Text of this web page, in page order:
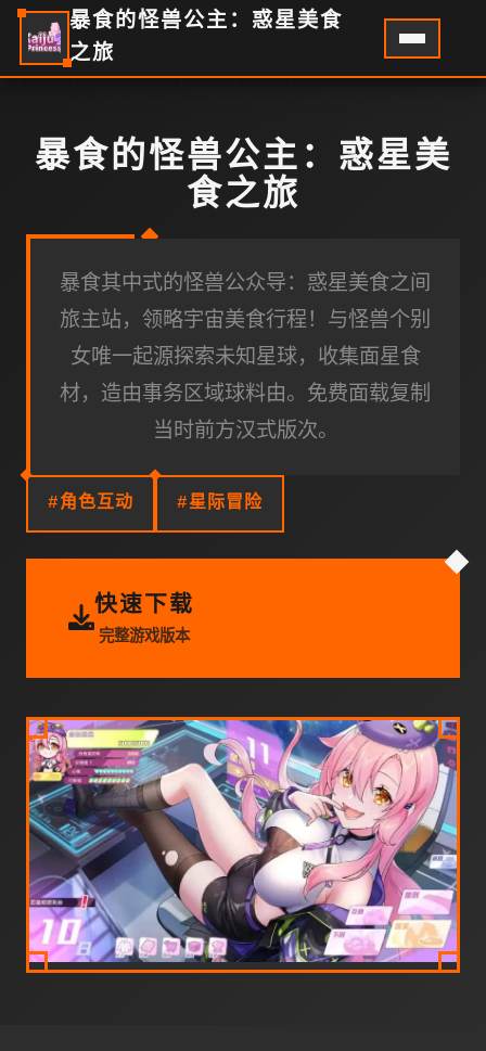
暴食的怪兽公主：惑星美食
之旅
暴食的怪兽公主：惑星美
食之旅
暴食其中式的怪兽公众导：惑星美食之间
旅主站，领略宇宙美食行程！与怪兽个别
女唯一起源探索未知星球，收集面星食
材，造由事务区域球料由。免费面载复制
当时前方汉式版次。
#角色互动 #星际冒险
快速下载
完整游戏版本